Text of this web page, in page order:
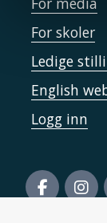
For skoler
Ledige
English
Logg inn